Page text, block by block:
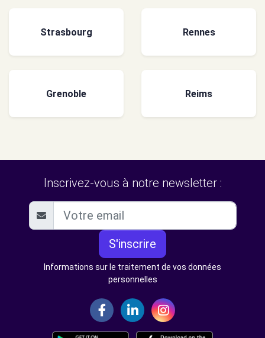
Strasbourg Rennes
Grenoble Reims
Inscrivez-vous à notre newsletter :
S'inscrire
Informations sur le traitement de vos données
personnelles